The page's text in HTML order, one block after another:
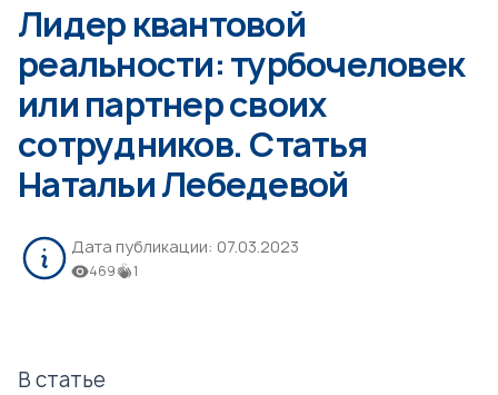
Лидер квантовой
реальности: турбочеловек
или партнер своих
сотрудников. Статья
Натальи Лебедевой
Дата публикации: 07.03.2023
469 1
В статье